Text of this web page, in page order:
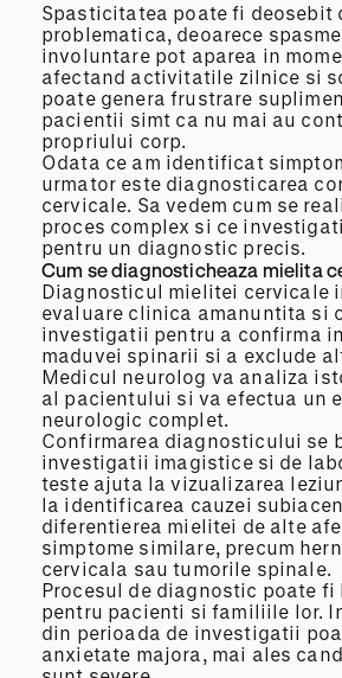
Spasticitatea poate fi deosebit
problematica, deoarece
involuntare pot aparea in
afectand activitatile zilnice si
poate genera frustrare
pacientii simt ca nu mai au
propriului corp.
Odata ce am identificat
urmator este diagnosticarea
cervicale. Sa vedem cum se
proces complex si ce
pentru un diagnostic precis.
Cum se diagnosticheaza mielita
Diagnosticul mielitei cervicale
evaluare clinica amanuntita si
investigatii pentru a confirma
maduvei spinarii si a exclude
Medicul neurolog va analiza
al pacientului si va efectua un
neurologic complet.
Confirmarea diagnosticului se
investigatii imagistice si de
teste ajuta la vizualizarea
la identificarea cauzei
diferentierea mielitei de alte
simptome similare, precum
cervicala sau tumorile spinale.
Procesul de diagnostic poate
pentru pacienti si familiile lor.
din perioada de investigatii
anxietate majora, mai ales